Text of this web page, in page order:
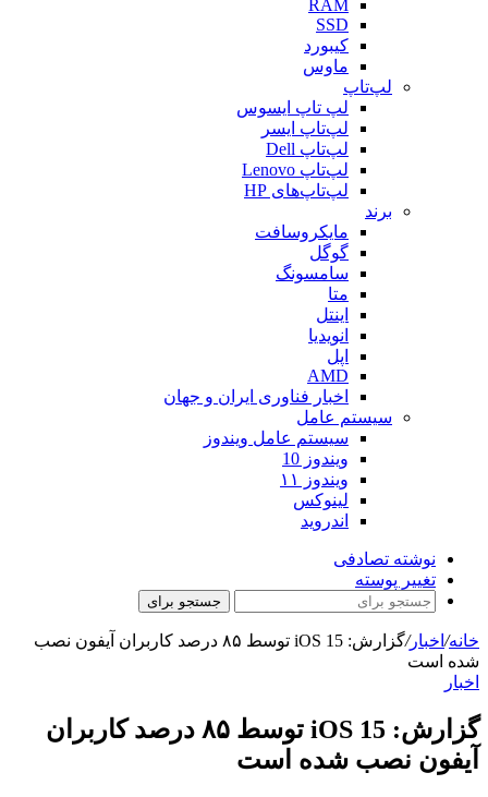
RAM
SSD
کیبورد
ماوس
لپ‌تاپ
لپ تاپ ایسوس
لپ‌تاپ ایسر
لپ‌تاپ Dell
لپ‌تاپ Lenovo
لپ‌تاپ‌های HP
برند
مایکروسافت
گوگل
سامسونگ
متا
اینتل
انویدیا
اپل
AMD
اخبار فناوری ایران و جهان
سیستم عامل
سیستم عامل ویندوز
ویندوز 10
ویندوز ۱۱
لینوکس
اندروید
نوشته تصادفی
تغییر پوسته
جستجو برای
خانه/ اخبار/
گزارش: iOS 15 توسط ۸۵ درصد کاربران آیفون نصب
شده است
اخبار
گزارش: iOS 15 توسط ۸۵ درصد کاربران
آیفون نصب شده است